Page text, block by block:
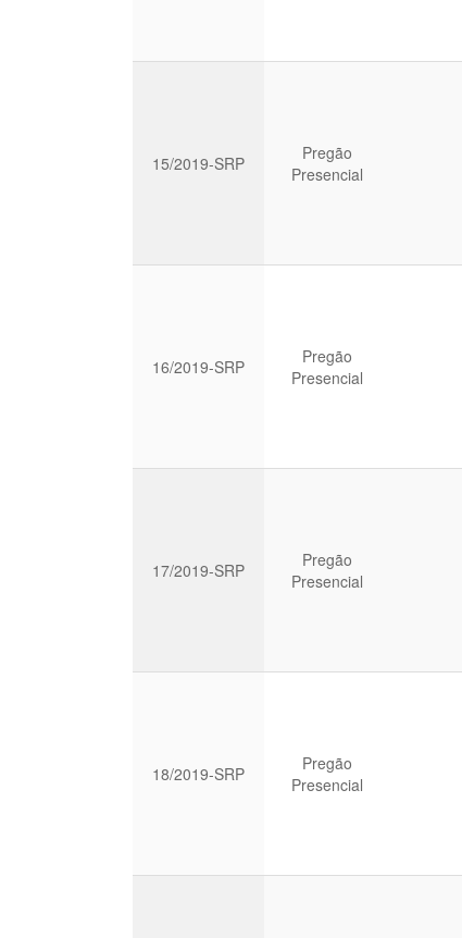
15/2019-SRP
Pregão
Presencial
16/2019-SRP
Pregão
Presencial
17/2019-SRP
Pregão
Presencial
18/2019-SRP
Pregão
Presencial